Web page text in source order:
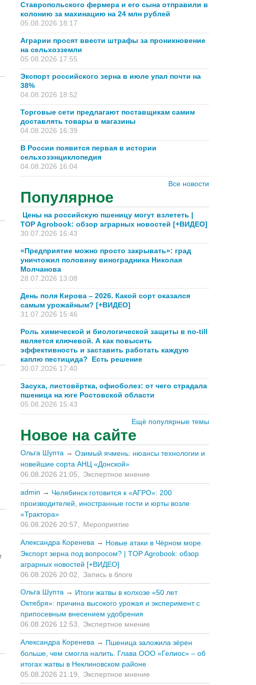
Ставропольского фермера и его сына отправили в
колонию за махинацию на 24 млн рублей
05.08.2026 18:17
Аграрии просят ввести штрафы за проникновение
на сельхозземли
05.08.2026 17:55
Экспорт российского зерна в июле упал почти на
38%
04.08.2026 18:52
Торговые сети предлагают поставщикам самим
доставлять товары в магазины
04.08.2026 16:39
В России появится первая в истории
сельхозэнциклопедия
04.08.2026 16:04
Все новости
Популярное
Цены на российскую пшеницу могут взлететь |
TOP Agrobook: обзор аграрных новостей [+ВИДЕО]
30.07.2026 16:43
«Предприятие можно просто закрывать»: град
уничтожил половину виноградника Николая
Молчанова
28.07.2026 13:08
День поля Кирова – 2026. Какой сорт оказался
самым урожайным? [+ВИДЕО]
31.07.2026 15:46
Роль химической и биологической защиты в no-till
является ключевой. А как повысить
эффективность и заставить работать каждую
каплю пестицида? Есть решение
30.07.2026 17:40
Засуха, листовёртка, офиоболез: от чего страдала
пшеница на юге Ростовской области
05.08.2026 15:43
Ещё популярные темы
Новое на сайте
Ольга Шупта → Озимый ячмень: нюансы технологии и
новейшие сорта АНЦ «Донской»
06.08.2026 21:05, Экспертное мнение
admin → Челябинск готовится к «АГРО»: 200
производителей, иностранные гости и юрты возле
«Трактора»
06.08.2026 20:57,
Мероприятие
Александра Коренева → Новые атаки в Чёрном море.
Экспорт зерна под вопросом? | TOP Agrobook: обзор
аграрных новостей [+ВИДЕО]
06.08.2026 20:02,
Запись в блоге
Ольга Шупта → Итоги жатвы в колхозе «50 лет
Октября»: причина высокого урожая и эксперимент с
припосевным внесением удобрения
06.08.2026 12:53,
Экспертное мнение
Александра Коренева → Пшеница заложила зёрен
больше, чем смогла налить. Глава ООО «Гелиос» – об
итогах жатвы в Неклиновском районе
05.08.2026 21:19,
Экспертное мнение